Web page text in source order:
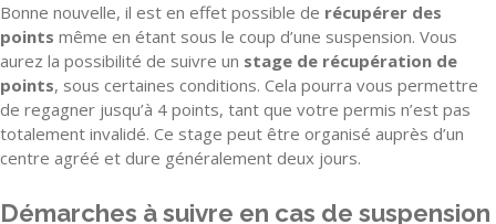
Bonne nouvelle, il est en effet possible de récupérer des
points même en étant sous le coup d’une suspension. Vous
aurez la possibilité de suivre un stage de récupération de
points, sous certaines conditions. Cela pourra vous permettre
de regagner jusqu’à 4 points, tant que votre permis n’est pas
totalement invalidé. Ce stage peut être organisé auprès d’un
centre agréé et dure généralement deux jours.
Démarches à suivre en cas de suspension